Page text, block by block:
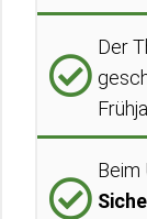
Der
Beim